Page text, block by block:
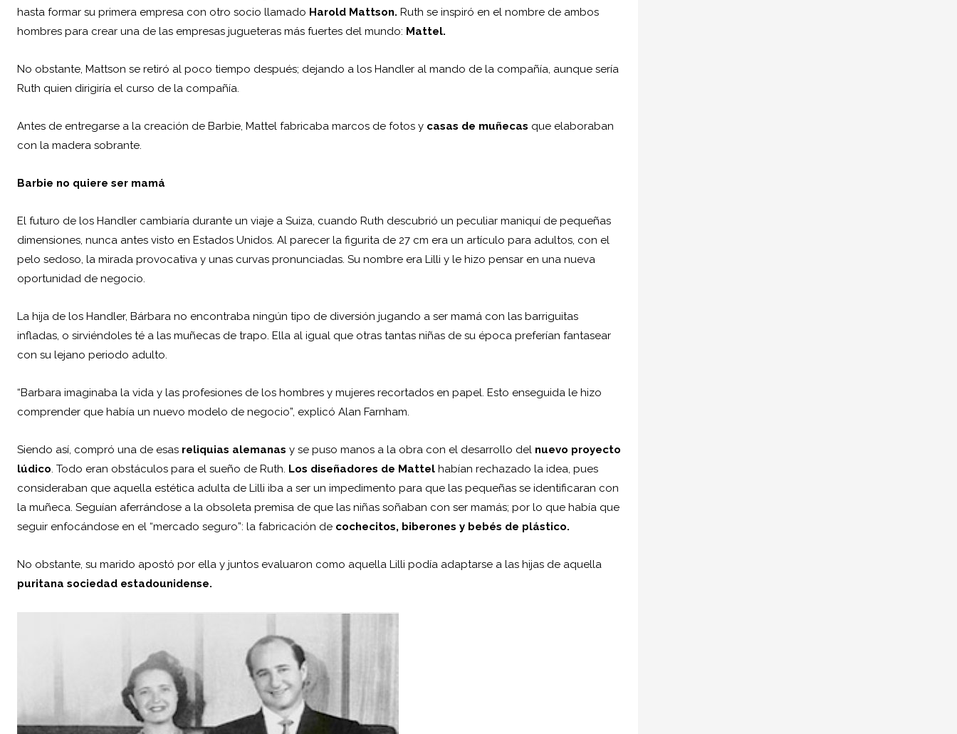
hasta formar su primera empresa con otro socio llamado Harold Mattson. Ruth se inspiró en el nombre de ambos
hombres para crear una de las empresas jugueteras más fuertes del mundo: Mattel.
No obstante, Mattson se retiró al poco tiempo después; dejando a los Handler al mando de la compañía, aunque sería
Ruth quien dirigiría el curso de la compañía.
Antes de entregarse a la creación de Barbie, Mattel fabricaba marcos de fotos y casas de muñecas que elaboraban
con la madera sobrante.
Barbie no quiere ser mamá
El futuro de los Handler cambiaría durante un viaje a Suiza, cuando Ruth descubrió un peculiar maniquí de pequeñas
dimensiones, nunca antes visto en Estados Unidos. Al parecer la figurita de 27 cm era un artículo para adultos, con el
pelo sedoso, la mirada provocativa y unas curvas pronunciadas. Su nombre era Lilli y le hizo pensar en una nueva
oportunidad de negocio.
La hija de los Handler, Bárbara no encontraba ningún tipo de diversión jugando a ser mamá con las barriguitas
infladas, o sirviéndoles té a las muñecas de trapo. Ella al igual que otras tantas niñas de su época preferían fantasear
con su lejano periodo adulto.
“Barbara imaginaba la vida y las profesiones de los hombres y mujeres recortados en papel. Esto enseguida le hizo
comprender que había un nuevo modelo de negocio”, explicó Alan Farnham.
Siendo así, compró una de esas reliquias alemanas y se puso manos a la obra con el desarrollo del nuevo proyecto
lúdico . Todo eran obstáculos para el sueño de Ruth. Los diseñadores de Mattel habían rechazado la idea, pues
consideraban que aquella estética adulta de Lilli iba a ser un impedimento para que las pequeñas se identificaran con
la muñeca. Seguían aferrándose a la obsoleta premisa de que las niñas soñaban con ser mamás; por lo que había que
seguir enfocándose en el “mercado seguro”: la fabricación de cochecitos, biberones y bebés de plástico.
No obstante, su marido apostó por ella y juntos evaluaron como aquella Lilli podía adaptarse a las hijas de aquella
puritana sociedad estadounidense.